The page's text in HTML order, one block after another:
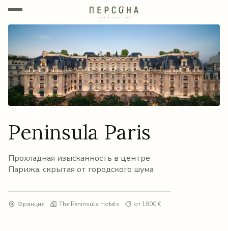
Peninsula Paris
Прохладная изысканность в центре
Парижа, скрытая от городского шума
Франция The Peninsula Hotels от 1800 €